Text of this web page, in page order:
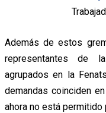
Además de estos
representantes de
agrupados en la
demandas coinciden
ahora no está permitido